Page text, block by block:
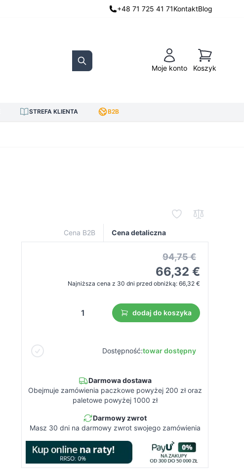
+48 71 725 41 71KontaktBlog
Search Moje konto
Koszyk
Koszyk
STREFA KLIENTA B2B
Cena B2B Cena detaliczna
94,75 €
66,32 €
Najniższa cena z 30 dni przed obniżką: 66,32 €
dodaj do koszyka
Dostępność:towar dostępny
Darmowa dostawa
Obejmuje zamówienia paczkowe powyżej 200 zł oraz
paletowe powyżej 1000 zł
Darmowy zwrot
Masz 30 dni na darmowy zwrot swojego zamówienia